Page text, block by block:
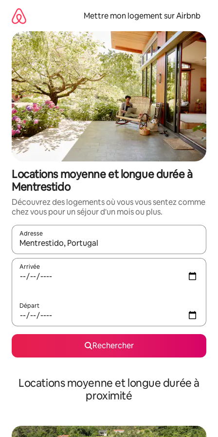
directement
contenu
Mettre mon logement sur Airbnb
Locations moyenne et longue durée à
Mentrestido
Découvrez des logements où vous vous sentez comme
chez vous pour un séjour d'un mois ou plus.
Adresse
Lorsque les résultats s'affichent, utilisez les flèches vers le
Arrivée
Départ
Rechercher
Locations moyenne et longue durée à
proximité